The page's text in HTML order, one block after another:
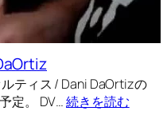
ティス / Dani DaOrtizの
定。 DV…続きを読む